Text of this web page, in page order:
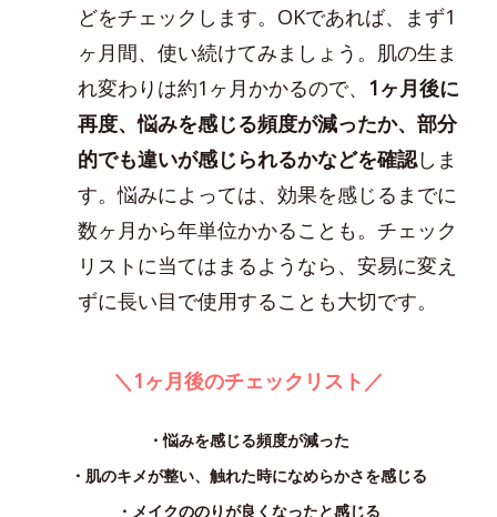
どをチェックします。OKであれば、まず1
ヶ月間、使い続けてみましょう。肌の生ま
れ変わりは約1ヶ月かかるので、 1ヶ月後に
再度、悩みを感じる頻度が減ったか、部分
的でも違いが感じられるかなどを確認しま
す。悩みによっては、効果を感じるまでに
数ヶ月から年単位かかることも。チェック
リストに当てはまるようなら、安易に変え
ずに長い目で使用することも大切です。
＼1ヶ月後のチェックリスト／
・悩みを感じる頻度が減った
・肌のキメが整い、触れた時になめらかさを感じる
・メイクののりが良くなったと感じる